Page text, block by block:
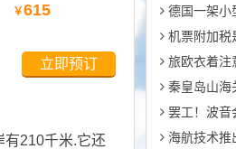
￥615
立即预订
210千米.它还
德国一架小
机票附加税
旅欧衣着注
秦皇岛山海
罢工！波音
海航技术推